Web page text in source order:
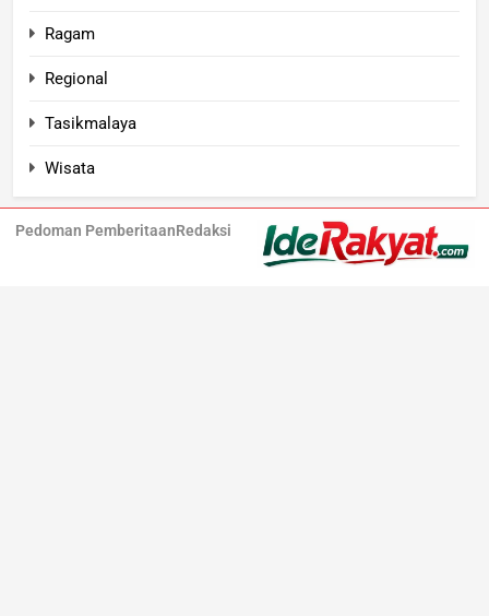
Ragam
Regional
Tasikmalaya
Wisata
Pedoman PemberitaanRedaksi